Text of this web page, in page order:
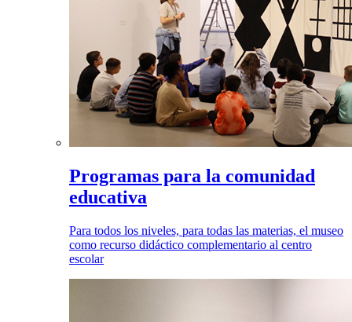
Programas para la comunidad
educativa
Para todos los niveles, para todas las materias, el museo
como recurso didáctico complementario al centro
escolar